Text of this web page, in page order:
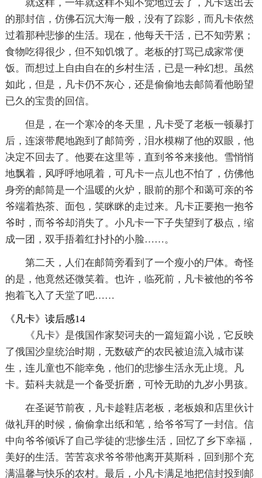
就这样，一年就这样不知不觉地过去了，凡卡送出去
的那封信，仿佛石沉大海一般，没有了踪影，而凡卡依然
过着那种悲惨的生活。现在，他每天干活，已不知劳累；
食物吃得很少，但不知饥饿了。老板的打骂已成家常便
饭。而想过上自由自在的乡村生活，已是一种幻想。虽然
如此，但是，凡卡仍不灰心，还是偷偷地去邮筒看他盼望
已久的宝贵的回信。
但是，在一个寒冷的冬天里，凡卡受了老板一顿暴打
后，连滚带爬地跑到了邮筒旁，泪水模糊了他的双眼，他
决定不回去了。他要在这里等，直到爷爷来接他。雪悄悄
地飘着，风呼呼地吼着，可凡卡一点儿也不怕了，仿佛他
身旁的邮筒是一个温暖的火炉，眼前的那个和蔼可亲的爷
爷端着热茶、面包，笑眯眯的走过来。凡卡正要抱一抱爷
爷时，而爷爷却消失了。小凡卡一下子失望到了极点，缩
成一团，双手捂着红扑扑的小脸……。
第二天，人们在邮筒旁看到了一个瘦小的尸体。奇怪
的是，他竟然还微笑着。也许，临死前，凡卡被他的爷爷
抱着飞入了天堂了吧……
《凡卡》读后感14
《凡卡》是俄国作家契诃夫的一篇短篇小说，它反映
了俄国沙皇统治时期，无数破产的农民被迫流入城市谋
生，连儿童也不能幸免，他们的悲惨生活永无止境。凡
卡。茹科夫就是一个备受折磨，可怜无助的九岁小男孩。
在圣诞节前夜，凡卡趁鞋店老板，老板娘和店里伙计
做礼拜的时候，偷偷拿出纸和笔，给爷爷写了一封信。信
中向爷爷倾诉了自己学徒的'悲惨生活，回忆了乡下幸福，
美好的生活。苦苦哀求爷爷带他离开莫斯科，回到那个充
满温馨与快乐的农村。最后，小凡卡满足地把信封投到邮